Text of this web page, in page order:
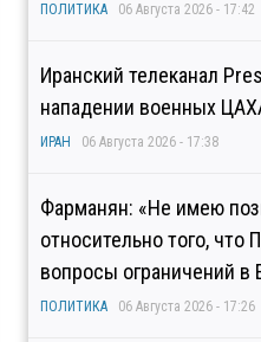
ПОЛИТИКА 06 Августа 2026 - 17:42
Иранский телеканал
нападении военных
ИРАН 06 Августа 2026 - 17:38
Фарманян: «Не имею
относительно того,
вопросы ограничений в
ПОЛИТИКА 06 Августа 2026 - 17:26